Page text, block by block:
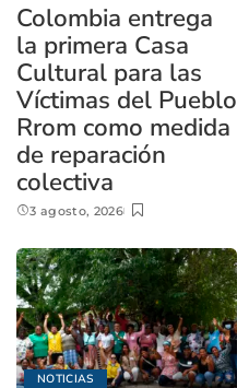
Colombia entrega
la primera Casa
Cultural para las
Víctimas del Pueblo
Rrom como medida
de reparación
colectiva
3 agosto, 2026
NOTICIAS